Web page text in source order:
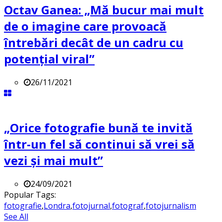
Octav Ganea: „Mă bucur mai mult
de o imagine care provoacă
întrebări decât de un cadru cu
potenţial viral”
26/11/2021
„Orice fotografie bună te invită
într-un fel să continui să vrei să
vezi și mai mult”
24/09/2021
Popular Tags:
fotografie,Londra,fotojurnal,fotograf,fotojurnalism
See All